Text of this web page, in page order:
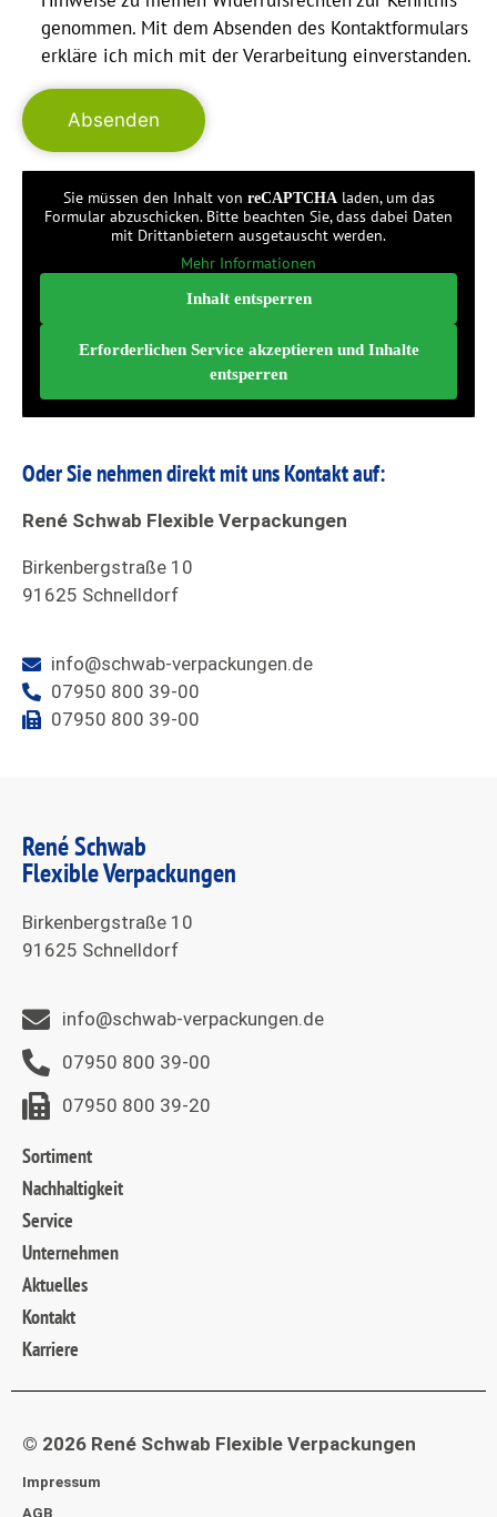
genommen. Mit dem Absenden des Kontaktformulars
erkläre ich mich mit der Verarbeitung einverstanden.
Sie müssen den Inhalt von reCAPTCHAladen, um das
Formular abzuschicken. Bitte beachten Sie, dass dabei Daten
mit Drittanbietern ausgetauscht werden.
Mehr Informationen
Inhalt entsperren
Erforderlichen Service akzeptieren und Inhalte
entsperren
Oder Sie nehmen direkt mit uns Kontakt auf:
René Schwab Flexible Verpackungen
Birkenbergstraße 10
91625 Schnelldorf
info@schwab-verpackungen.de
07950 800 39-00
07950 800 39-00
René Schwab
Flexible Verpackungen
Birkenbergstraße 10
91625 Schnelldorf
info@schwab-verpackungen.de
07950 800 39-00
07950 800 39-20
Sortiment
Nachhaltigkeit
Service
Unternehmen
Aktuelles
Kontakt
Karriere
© 2026 René Schwab Flexible Verpackungen
Impressum
AGB